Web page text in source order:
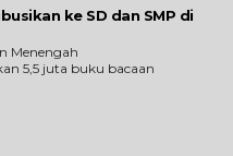
ke SD dan SMP di
Menengah
5,5 juta buku bacaan